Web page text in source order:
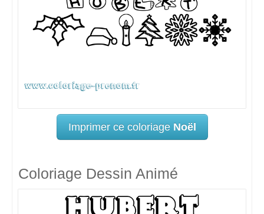
Imprimer ce coloriage Noël
Coloriage Dessin Animé